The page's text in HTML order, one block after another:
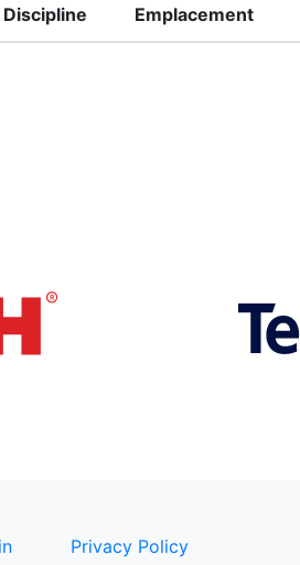
Discipline Emplacement
Privacy Policy